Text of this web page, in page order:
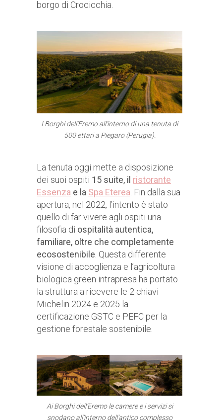
borgo di Crocicchia.
I Borghi dell’Eremo all’interno di una tenuta di
500 ettari a Piegaro (Perugia).
La tenuta oggi mette a disposizione
dei suoi ospiti 15 suite, il ristorante
Essenza e la Spa Eterea . Fin dalla sua
apertura, nel 2022, l’intento è stato
quello di far vivere agli ospiti una
filosofia di ospitalità autentica,
familiare, oltre che completamente
ecosostenibile . Questa differente
visione di accoglienza e l’agricoltura
biologica green intrapresa ha portato
la struttura a ricevere le 2 chiavi
Michelin 2024 e 2025 la
certificazione GSTC e PEFC per la
gestione forestale sostenibile.
Ai Borghi dell’Eremo le camere e i servizi si
snodano all’interno dell’antico complesso